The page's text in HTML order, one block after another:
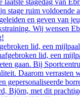
lid, een mijlpaal